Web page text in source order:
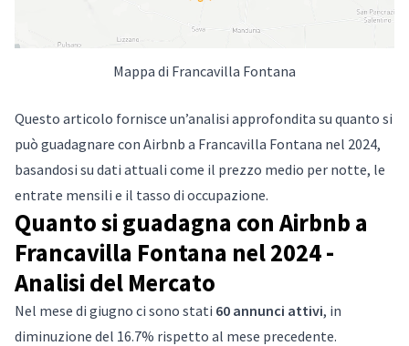
Mappa di Francavilla Fontana
Questo articolo fornisce un’analisi approfondita su quanto si
può guadagnare con Airbnb a Francavilla Fontana nel 2024,
basandosi su dati attuali come il prezzo medio per notte, le
entrate mensili e il tasso di occupazione.
Quanto si guadagna con Airbnb a
Francavilla Fontana nel 2024 -
Analisi del Mercato
Nel mese di giugno ci sono stati 60 annunci attivi, in
diminuzione del 16.7% rispetto al mese precedente.